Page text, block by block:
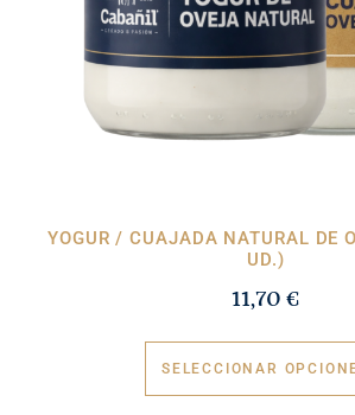
YOGUR / CUAJADA NATURAL DE
UD.)
11,70 €
SELECCIONAR